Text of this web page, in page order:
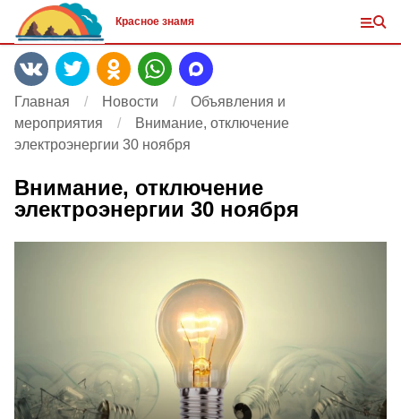
Красное знамя
Главная Новости
Объявления и
мероприятия
Внимание, отключение
электроэнергии 30 ноября
Внимание, отключение
электроэнергии 30 ноября